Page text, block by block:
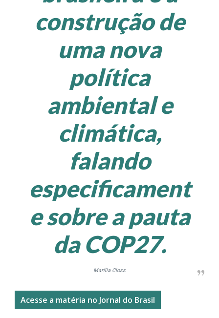
construção de
uma nova
política
ambiental e
climática,
falando
especificament
e sobre a pauta
da COP27.
Marília Closs
Acesse a matéria no Jornal do Brasil